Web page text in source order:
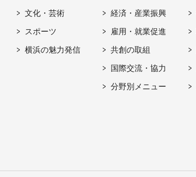
文化・芸術
スポーツ
横浜の魅力発信
経済・産業振興
雇用・就業促進
共創の取組
国際交流・協力
分野別メニュー